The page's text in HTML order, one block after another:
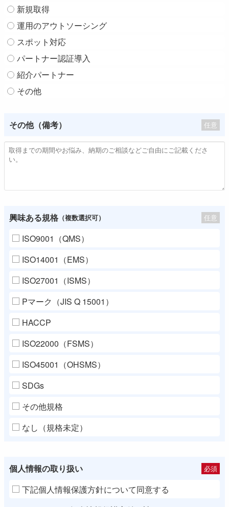
新規取得
運用のアウトソーシング
スポット対応
パートナー認証導入
紹介パートナー
その他
その他（備考） 任意
興味ある規格 （複数選択可） 任意
ISO9001（QMS）
ISO14001（EMS）
ISO27001（ISMS）
Pマーク（JIS Q 15001）
HACCP
ISO22000（FSMS）
ISO45001（OHSMS）
SDGs
その他規格
なし（規格未定）
個人情報の取り扱い 必須
下記個人情報保護方針について同意する